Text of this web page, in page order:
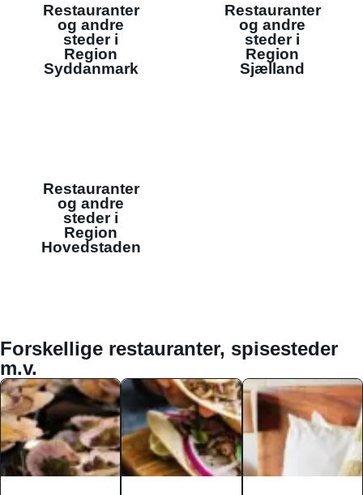
Restauranter
og andre
steder i
Region
Syddanmark
Restauranter
og andre
steder i
Region
Sjælland
Restauranter
og andre
steder i
Region
Hovedstaden
Forskellige restauranter, spisesteder
m.v.